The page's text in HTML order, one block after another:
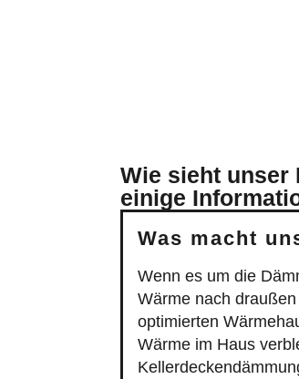
Wie sieht unser
einige
Was macht
Wenn es um die
Wärme nach
optimierten
Wärme im Haus